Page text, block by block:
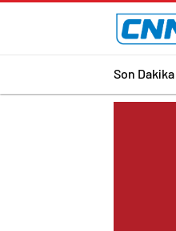
Son Dakika